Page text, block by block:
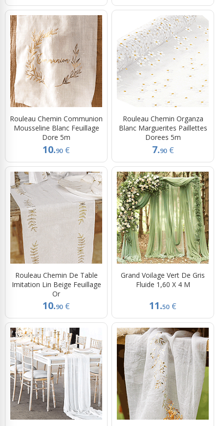
Rouleau Chemin Communion
Mousseline Blanc Feuillage
Dore 5m
10.90 €
Rouleau Chemin Organza
Blanc Marguerites Paillettes
Dorees 5m
7.90 €
Rouleau Chemin De Table
Imitation Lin Beige Feuillage
Or
10.90 €
Grand Voilage Vert De Gris
Fluide 1,60 X 4 M
11.50 €